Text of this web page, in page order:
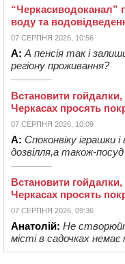
“Черкасиводоканал”
воду та
07 СЕРПНЯ 2026, 10:56
А: А пенсія так і
регіону проживання?
Встановити гойдалки,
Черкасах просять
07 СЕРПНЯ 2026, 10:09
А: Споконвіку
дозвілля,а також-посуд
Встановити гойдалки,
Черкасах просять
07 СЕРПНЯ 2026, 09:36
Анатолій: Не
місті в садочках немає